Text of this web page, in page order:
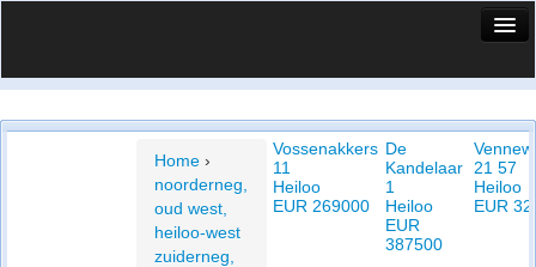
Vergelijk prijsposities - wijk
Home ›
noorderneg,
oud west,
heiloo-west
zuiderneg,
Vossenakkers
11
Heiloo
EUR 269000
De
Kandelaar
1
Heiloo
EUR
387500
21 57
Heiloo
EUR